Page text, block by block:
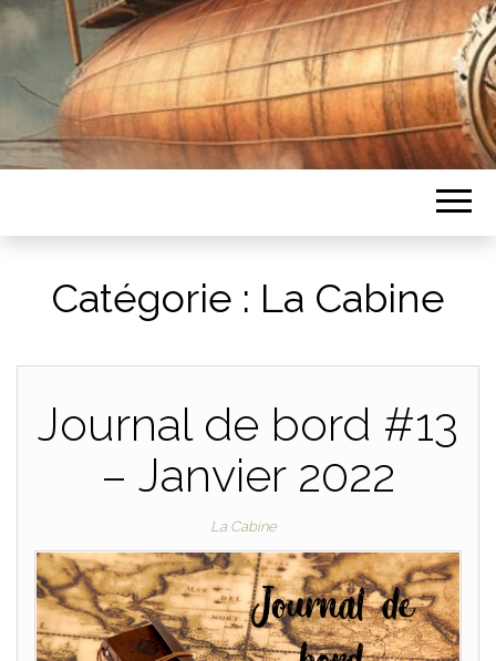
Catégorie : La Cabine
Journal de bord #13
– Janvier 2022
La Cabine